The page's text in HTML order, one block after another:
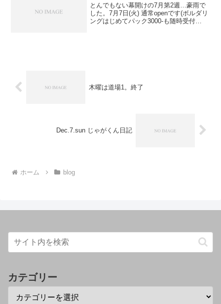
とんでもない幕開けの7月第2週…豪雨で
した。7月7日(火) 通常openです(ボルダリ
ングはじめてパック3000-も随時受付
木曜は道場1。終了
Dec.7.sun じゃがくん日記
ホーム blog
カテゴリー